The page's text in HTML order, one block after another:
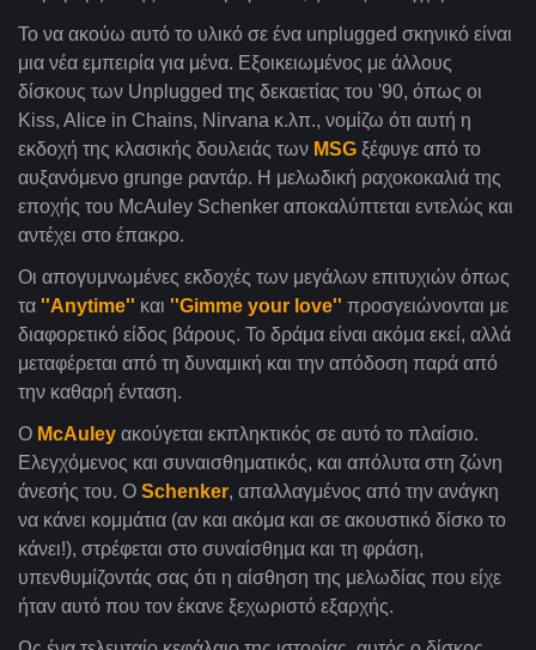
Το να ακούω αυτό το υλικό σε ένα unplugged σκηνικό είναι
μια νέα εμπειρία για μένα. Εξοικειωμένος με άλλους
δίσκους των Unplugged της δεκαετίας του '90, όπως οι
Kiss, Alice in Chains, Nirvana κ.λπ., νομίζω ότι αυτή η
εκδοχή της κλασικής δουλειάς των MSG ξέφυγε από το
αυξανόμενο grunge ραντάρ. Η μελωδική ραχοκοκαλιά της
εποχής του McAuley Schenker αποκαλύπτεται εντελώς και
αντέχει στο έπακρο.
Οι απογυμνωμένες εκδοχές των μεγάλων επιτυχιών όπως
τα ''Anytime'' και ''Gimme your love'' προσγειώνονται με
διαφορετικό είδος βάρους. Το δράμα είναι ακόμα εκεί, αλλά
μεταφέρεται από τη δυναμική και την απόδοση παρά από
την καθαρή ένταση.
Ο McAuley ακούγεται εκπληκτικός σε αυτό το πλαίσιο.
Ελεγχόμενος και συναισθηματικός, και απόλυτα στη ζώνη
άνεσής του. Ο Schenker, απαλλαγμένος από την ανάγκη
να κάνει κομμάτια (αν και ακόμα και σε ακουστικό δίσκο το
κάνει!), στρέφεται στο συναίσθημα και τη φράση,
υπενθυμίζοντάς σας ότι η αίσθηση της μελωδίας που είχε
ήταν αυτό που τον έκανε ξεχωριστό εξαρχής.